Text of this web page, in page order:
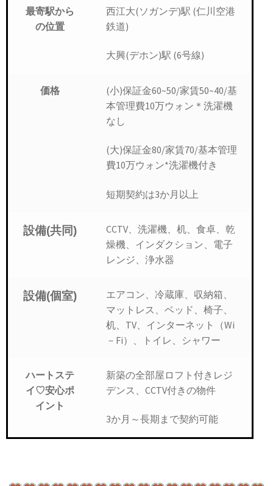
最寄駅から
の位置
西江大(ソガンデ)駅 (仁川空港
鉄道)
大興(デホン)駅 (6号線)
価格
(小)保証金60~50/家賃50~40/基
本管理費10万ウォン＊洗濯機
なし
(大)保証金80/家賃70/基本管理
費10万ウォン*洗濯機付き
短期契約は3か月以上
設備(共同)
CCTV、洗濯機、机、食卓、乾
燥機、インダクション、電子
レンジ、浄水器
設備(個室)
エアコン、冷蔵庫、収納箱、
マットレス、ベッド、椅子、
机、TV、インターネット（Wi
－Fi）、トイレ、シャワー
ハートステ
イ♡安心ポ
イント
新築の全部屋ロフト付きレジ
デンス、CCTV付きの物件
3か月～長期まで契約可能